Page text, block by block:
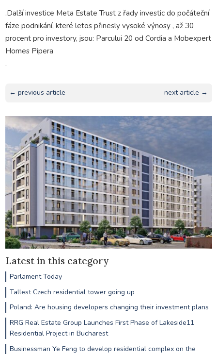
.Další investice Meta Estate Trust z řady investic do počáteční
fáze podnikání, které letos přinesly vysoké výnosy , až 30
procent pro investory, jsou: Parcului 20 od Cordia a Mobexpert
Homes Pipera
.
← previous article next article →
Latest in this category
Parlament Today
Tallest Czech residential tower going up
Poland: Are housing developers changing their investment plans
RRG Real Estate Group Launches First Phase of Lakeside11
Residential Project in Bucharest
Businessman Ye Feng to develop residential complex on the